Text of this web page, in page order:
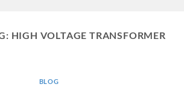
HIGH VOLTAGE TRANSFORMER
BLOG